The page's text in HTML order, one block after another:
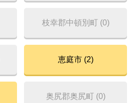
枝幸郡中頓別町 (0)
恵庭市 (2)
奥尻郡奥尻町 (0)